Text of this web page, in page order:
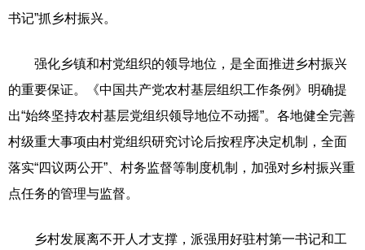
书记”抓乡村振兴。
强化乡镇和村党组织的领导地位，是全面推进乡村振兴
的重要保证。《中国共产党农村基层组织工作条例》明确提
出“始终坚持农村基层党组织领导地位不动摇”。各地健全完善
村级重大事项由村党组织研究讨论后按程序决定机制，全面
落实“四议两公开”、村务监督等制度机制，加强对乡村振兴重
点任务的管理与监督。
乡村发展离不开人才支撑，派强用好驻村第一书记和工